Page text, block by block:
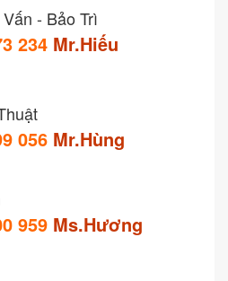
- Bảo Trì
234 Mr.Hiếu
056 Mr.Hùng
959 Ms.Hương